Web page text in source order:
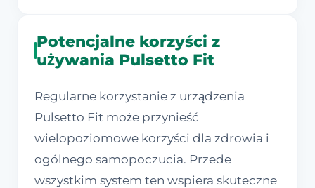
Potencjalne korzyści z
używania Pulsetto Fit
Regularne korzystanie z urządzenia
Pulsetto Fit może przynieść
wielopoziomowe korzyści dla zdrowia i
ogólnego samopoczucia. Przede
wszystkim system ten wspiera skuteczne